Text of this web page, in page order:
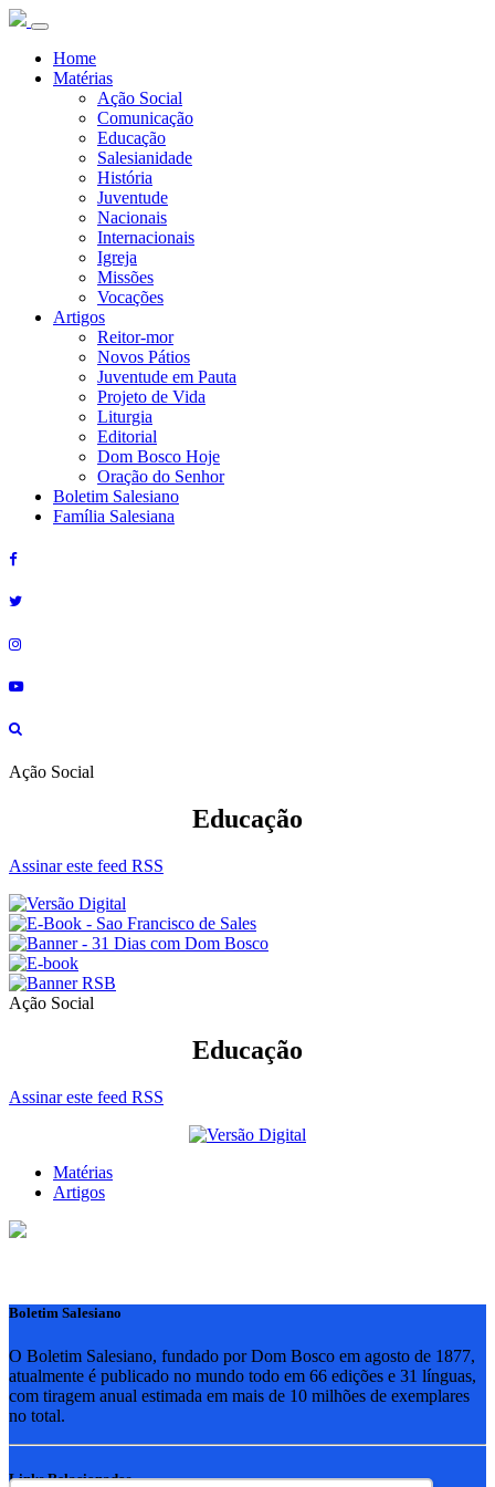
Home
Matérias
Ação Social
Comunicação
Educação
Salesianidade
História
Juventude
Nacionais
Internacionais
Igreja
Missões
Vocações
Artigos
Reitor-mor
Novos Pátios
Juventude em Pauta
Projeto de Vida
Liturgia
Editorial
Dom Bosco Hoje
Oração do Senhor
Boletim Salesiano
Família Salesiana
Ação Social
Educação
Assinar este feed RSS
Ação Social
Educação
Assinar este feed RSS
Matérias
Artigos
Boletim Salesiano
O Boletim Salesiano, fundado por Dom Bosco em agosto de 1877,
atualmente é publicado no mundo todo em 66 edições e 31 línguas,
com tiragem anual estimada em mais de 10 milhões de exemplares
no total.
Links Relacionados